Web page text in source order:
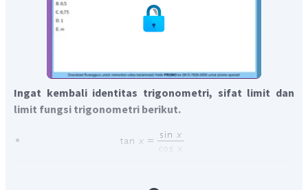
Ingat kembali identitas trigonometri, sifat limit dan
limit fungsi trigonometri berikut.